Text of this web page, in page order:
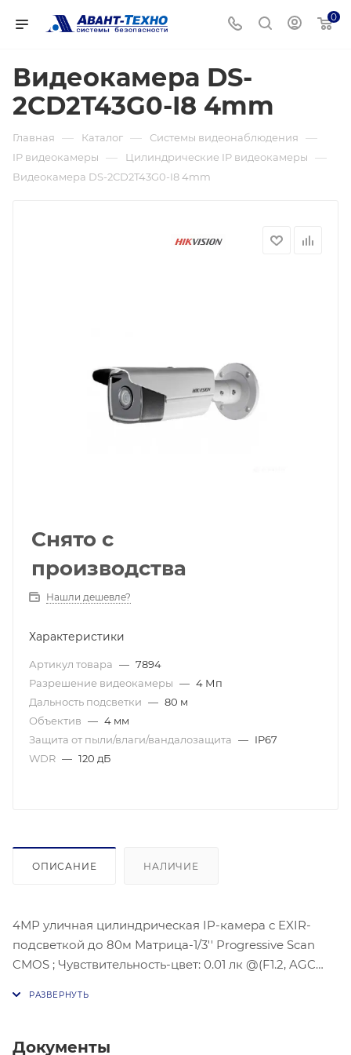
0
Видеокамера DS-
2CD2T43G0-I8 4mm
Главная — Каталог — Системы видеонаблюдения —
IP видеокамеры — Цилиндрические IP видеокамеры —
Видеокамера DS-2CD2T43G0-I8 4mm
Снято с
производства
Нашли дешевле?
Характеристики
Артикул товара — 7894
Разрешение видеокамеры — 4 Мп
Дальность подсветки — 80 м
Объектив — 4 мм
Защита от пыли/влаги/вандалозащита — IP67
WDR — 120 дБ
ОПИСАНИЕ НАЛИЧИЕ
4МР уличная цилиндрическая IP-камера с EXIR-
подсветкой до 80м Матрица-1/3'' Progressive Scan
CMOS ; Чувствительность-цвет: 0.01 лк @(F1.2, AGC
1520 @30к/с; механический ИК-фильтр;Видео
Документы